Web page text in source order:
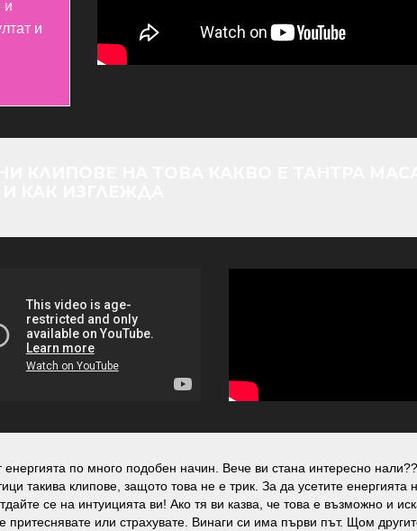
и
и
по много подобен начин. Вече ви стана интересно нали??
такива клипове, защото това не е трик. За да усетите енергията
се на интуицията ви! Ако тя ви казва, че това е възможно и
или страхувате. Винаги си има първи път. Щом